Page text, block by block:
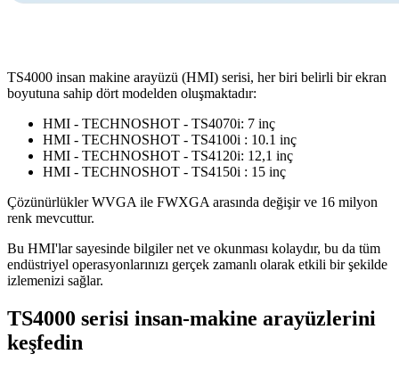
TS4000 insan makine arayüzü (HMI) serisi, her biri belirli bir ekran
boyutuna sahip dört modelden oluşmaktadır:
HMI - TECHNOSHOT - TS4070i: 7 inç
HMI - TECHNOSHOT - TS4100i : 10.1 inç
HMI - TECHNOSHOT - TS4120i: 12,1 inç
HMI - TECHNOSHOT - TS4150i : 15 inç
Çözünürlükler WVGA ile FWXGA arasında değişir ve 16 milyon
renk mevcuttur.
Bu HMI'lar sayesinde bilgiler net ve okunması kolaydır, bu da tüm
endüstriyel operasyonlarınızı gerçek zamanlı olarak etkili bir şekilde
izlemenizi sağlar.
TS4000 serisi insan-makine arayüzlerini
keşfedin